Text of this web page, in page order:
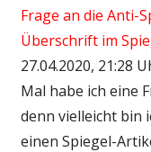
Frage an die Anti-
Überschrift im
27.04.2020, 21:28
Mal habe ich eine
denn vielleicht bin
einen Spiegel-